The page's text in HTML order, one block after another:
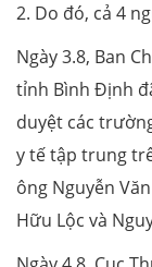
2. Do đó, cả 4
Ngày 3.8, Ban
tỉnh Bình Định
duyệt các
y tế tập trung
ông Nguyễn
Hữu Lộc và